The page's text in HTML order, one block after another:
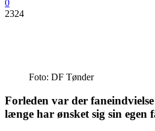
0
2324
Foto: DF Tønder
Forleden var der
længe har ønsket sig sin egen